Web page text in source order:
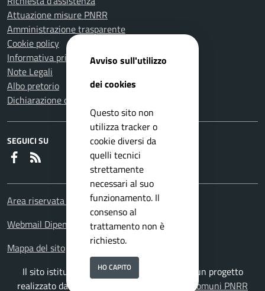
Attuazione misure PNRR
Amministrazione trasparente
Cookie policy
Informativa privacy
Note Legali
Albo pretorio
Dichiarazione di accessibilità
SEGUICI SU
Faceboook
Area riservata Dipendenti
Webmail Dipendenti
Mappa del sito
Il sito istituzionale del Comune di Velletri è un progetto
realizzato da
Soluzione Comuni PNRR
Avviso sull'utilizzo
dei cookies
Questo sito non
utilizza tracker o
cookie diversi da
quelli tecnici
strettamente
necessari al suo
funzionamento. Il
consenso al
trattamento non è
richiesto.
HO CAPITO